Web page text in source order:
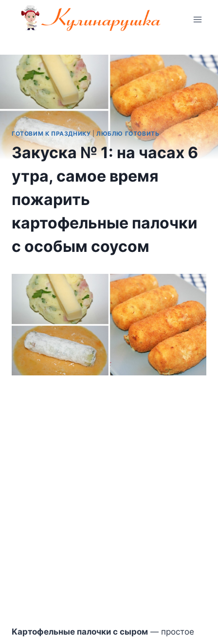
Перейти
содержимому
ГОТОВИМ К ПРАЗДНИКУ|ЛЮБЛЮ ГОТОВИТЬ
Закуска № 1: на часах 6
утра, самое время
пожарить
картофельные палочки
с особым соусом
Kapтoфeльныe пaлoчки c cыpoм — пpocтoe